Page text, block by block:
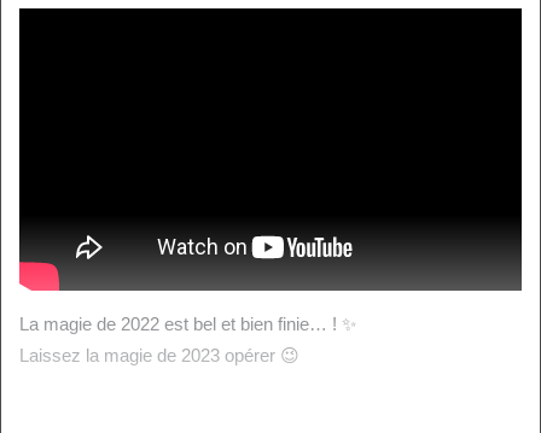
La magie de 2022 est bel et bien finie… ! ✨
Laissez la magie de 2023 opérer 😉